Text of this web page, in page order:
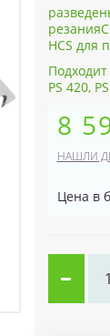
HCS для
Подходит
PS 420,
8
НАШЛИ
Цена в